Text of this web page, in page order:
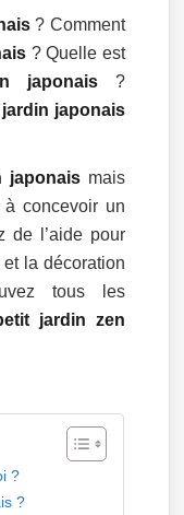
? Comment
? Quelle est
japonais?
japonais
japonaismais
à concevoir un
de l’aide pour
et la décoration
tous les
jardin zen
?
?